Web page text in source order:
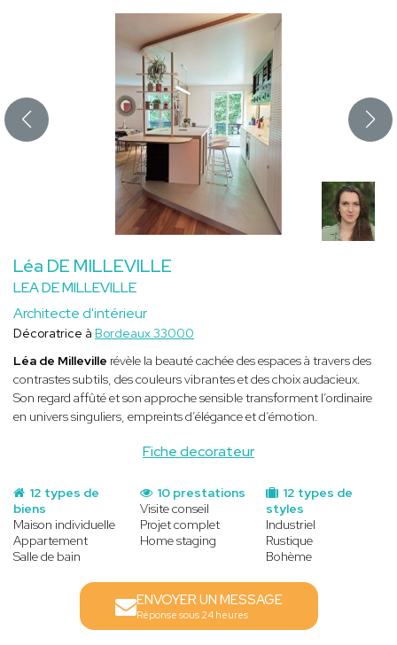
Léa DE MILLEVILLE
LEA DE MILLEVILLE
Architecte d'intérieur
Fiche decorateur
Décoratrice à Bordeaux 33000
Léa de Milleville révèle la beauté cachée des espaces à travers des
contrastes subtils, des couleurs vibrantes et des choix audacieux.
Son regard affûté et son approche sensible transforment l’ordinaire
en univers singuliers, empreints d’élégance et d’émotion.
12 types de
biens
Maison individuelle
Appartement
Salle de bain
12 types de
styles
Industriel
Rustique
Bohème
10 prestations
Visite conseil
Projet complet
Home staging
ENVOYER UN MESSAGE
Réponse sous 24 heures